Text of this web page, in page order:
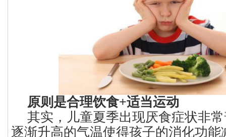
原则是合理饮食+适当运动
其实，儿童夏季出现厌食症状非
逐渐升高的气温使得孩子的消化功